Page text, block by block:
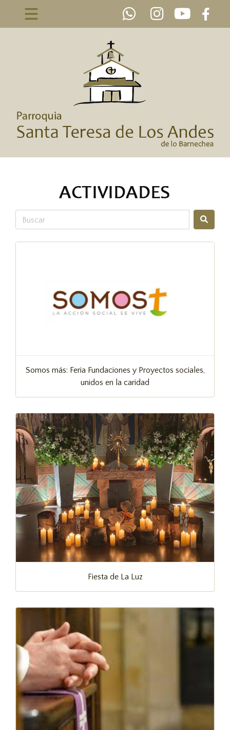
Somos más: Feria Fundaciones y Proyectos sociales,
unidos en la caridad
Fiesta de La Luz